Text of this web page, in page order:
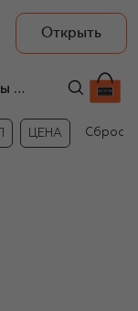
Открыть
Зелёные женские шарфы и платки Givenchy
ЦЕНА